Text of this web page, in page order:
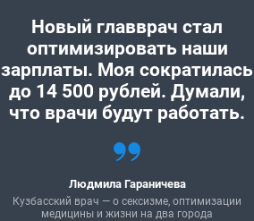
Новый главврач стал
оптимизировать наши
зарплаты. Моя сократилась
до 14 500 рублей. Думали,
что врачи будут работать.
Людмила Гараничева
Кузбасский врач — о сексизме, оптимизации
медицины и жизни на два города